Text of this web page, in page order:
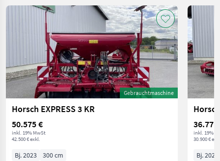
Gebrauchtmaschine
Horsch EXPRESS 3 KR
50.575 €
inkl. 19% MwSt
42.500 € exkl.
Bj. 2023 300 cm
36.771
inkl. 19%
30.900 €
Bj. 2024